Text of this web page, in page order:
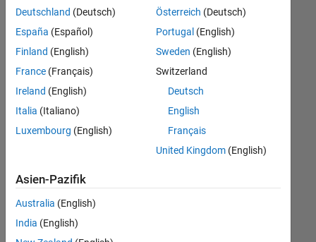
können
die
Suchkriterien
weiter
fassen
oder
alle
Stellenangebote
anzeigen .
noch
keine
offenen
Stellen
Deutschland (Deutsch)
España (Español)
Finland (English)
France (Français)
Ireland (English)
Italia (Italiano)
Luxembourg (English)
Österreich (Deutsch)
Portugal (English)
Sweden (English)
Switzerland
Deutsch
English
Français
United Kingdom(English)
Asien-Pazifik
Australia (English)
India (English)